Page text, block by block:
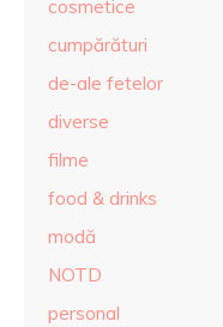
cosmetice
cumpărături
de-ale fetelor
diverse
filme
food & drinks
modă
NOTD
personal